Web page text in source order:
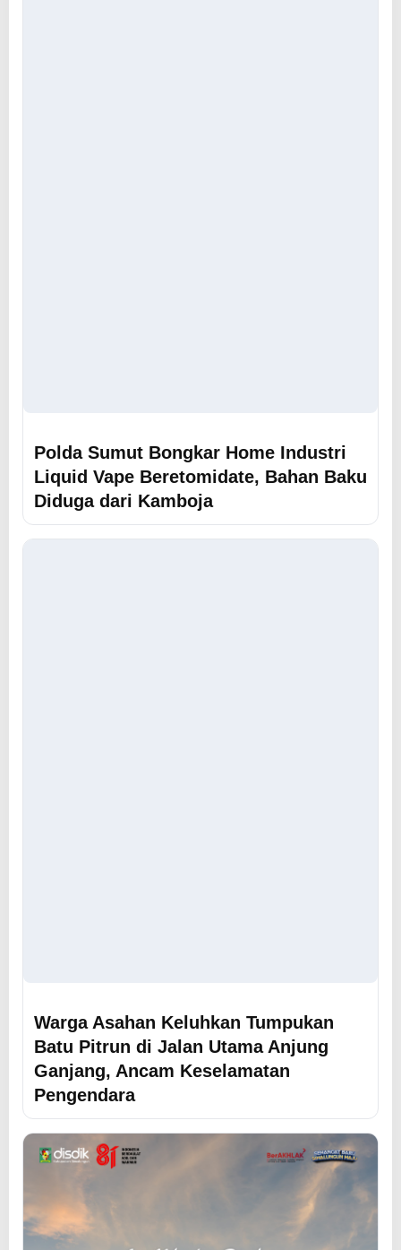
Polda Sumut Bongkar Home Industri
Liquid Vape Beretomidate, Bahan Baku
Diduga dari Kamboja
Warga Asahan Keluhkan Tumpukan
Batu Pitrun di Jalan Utama Anjung
Ganjang, Ancam Keselamatan
Pengendara